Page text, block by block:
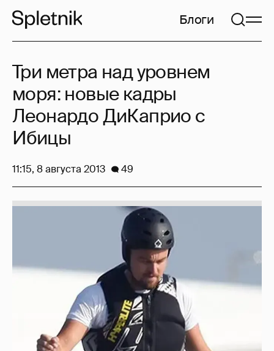
Блоги
Три метра над уровнем
моря: новые кадры
Леонардо ДиКаприо с
Ибицы
11:15, 8 августа 2013 49